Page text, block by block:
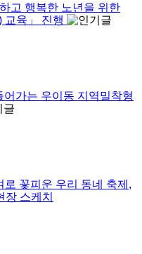
고 행복한 노년을 위한
교육」 진행
가는 우이동 지역밀착형
꽃피운 우리 동네 축제,
스케치